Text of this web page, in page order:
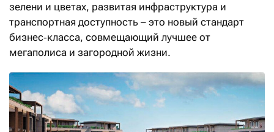
зелени и цветах, развитая инфраструктура и
транспортная доступность – это новый стандарт
бизнес‑класса, совмещающий лучшее от
мегаполиса и загородной жизни.